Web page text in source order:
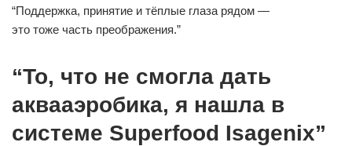
“Поддержка, принятие и тёплые глаза рядом —
это тоже часть преображения.”
“То, что не смогла дать
аквааэробика, я нашла в
системе Superfood Isagenix”